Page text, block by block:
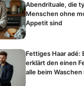
Abendrituale, die
Menschen ohne
Appetit sind
Fettiges Haar adé:
erklärt den einen
alle beim Waschen